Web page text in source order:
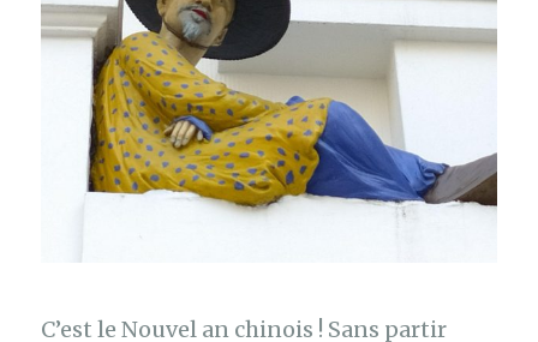
C’est le Nouvel an chinois ! Sans partir